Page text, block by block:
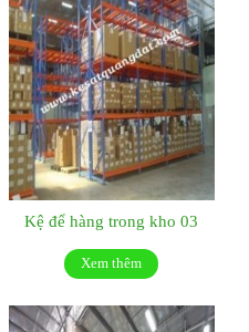
Kệ để hàng trong kho 03
Xem thêm